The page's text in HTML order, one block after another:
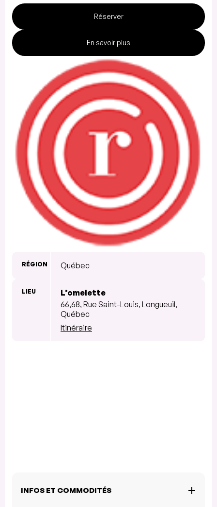
Réserver
En savoir plus
RÉGION Québec
LIEU
L’omelette
66,68, Rue Saint-Louis, Longueuil,
Québec
Itinéraire
INFOS ET COMMODITÉS